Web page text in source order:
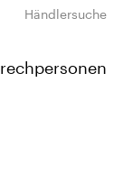
Händlersuche